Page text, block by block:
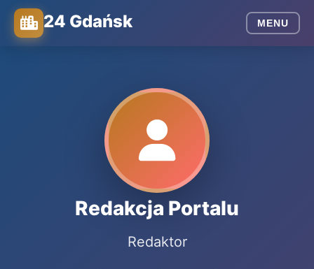
24 Gdańsk MENU
Redakcja Portalu
Redaktor